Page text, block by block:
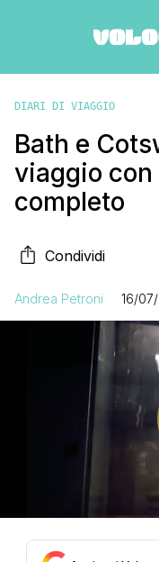
DIARI DI VIAGGIO
Bath e
viaggio con
completo
Condividi
Andrea Petroni 16/